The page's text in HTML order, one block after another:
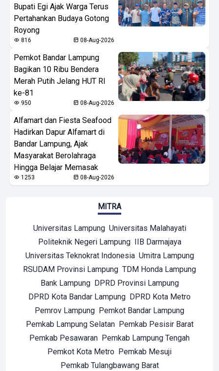
Bupati Egi Ajak Warga Terus
Pertahankan Budaya Gotong
Royong
816 08-Aug-2026
Pemkot Bandar Lampung
Bagikan 10 Ribu Bendera
Merah Putih Jelang HUT RI
ke-81
950 08-Aug-2026
Alfamart dan Fiesta Seafood
Hadirkan Dapur Alfamart di
Bandar Lampung, Ajak
Masyarakat Berolahraga
Hingga Belajar Memasak
1253 08-Aug-2026
MITRA
Universitas Lampung Universitas Malahayati
Politeknik Negeri Lampung IIB Darmajaya
Universitas Teknokrat Indonesia Umitra Lampung
RSUDAM Provinsi Lampung TDM Honda Lampung
Bank Lampung DPRD Provinsi Lampung
DPRD Kota Bandar Lampung DPRD Kota Metro
Pemrov Lampung Pemkot Bandar Lampung
Pemkab Lampung Selatan Pemkab Pesisir Barat
Pemkab Pesawaran Pemkab Lampung Tengah
Pemkot Kota Metro Pemkab Mesuji
Pemkab Tulangbawang Barat